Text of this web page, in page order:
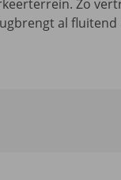
Zo
al fluitend